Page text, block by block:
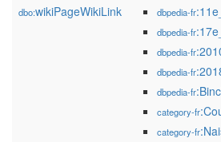
dbo:wikiPageWikiLink dbpedia-fr
dbpedia-fr
dbpedia-fr
dbpedia-fr
dbpedia-fr
category-fr
category-fr